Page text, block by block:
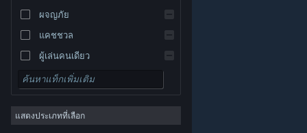
© Valve Corporation สงวนลิขสิทธิ์ เครื่องหมายการค้า
ทั้งหมดเป็นทรัพย์สินของเจ้าของที่เกี่ยวข้องในสหรัฐอเมริกา
และประเทศอื่นนโยบายความเป็นส่วนตัว|กฎหมาย
การคืนเงิน |
ผจญภัย
แคชชวล
ผู้เล่นคนเดียว
จำลองสถานการณ์
เกมสวมบทบาท
กลยุทธ์
แสดงประเภทที่เลือก